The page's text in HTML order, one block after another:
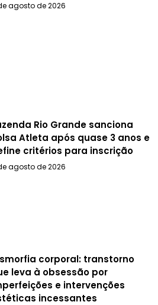
agosto de 2026
Rio Grande sanciona
Atleta após quase 3 anos e
critérios para inscrição
agosto de 2026
corporal: transtorno
leva à obsessão por
e intervenções
incessantes